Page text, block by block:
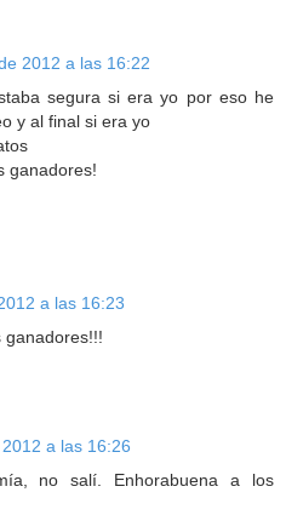
2012 a las 16:22
segura si era yo por eso he
y al final si era yo
ganadores!
a las 16:23
ganadores!!!
a las 16:26
no salí. Enhorabuena a los